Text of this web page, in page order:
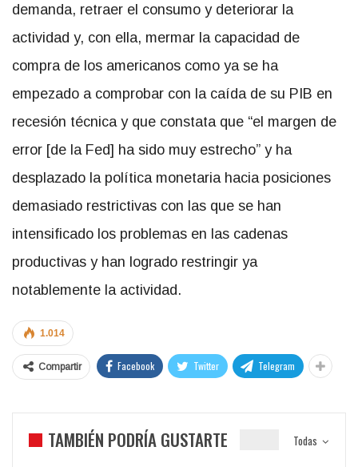
demanda, retraer el consumo y deteriorar la
actividad y, con ella, mermar la capacidad de
compra de los americanos como ya se ha
empezado a comprobar con la caída de su PIB en
recesión técnica y que constata que “el margen de
error [de la Fed] ha sido muy estrecho” y ha
desplazado la política monetaria hacia posiciones
demasiado restrictivas con las que se han
intensificado los problemas en las cadenas
productivas y han logrado restringir ya
notablemente la actividad.
1.014
Compartir Facebook Twitter Telegram
Todas
TAMBIÉN PODRÍA GUSTARTE